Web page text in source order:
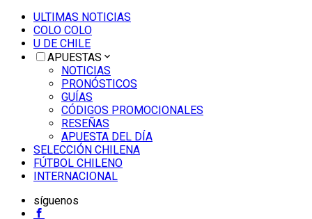
ULTIMAS NOTICIAS
COLO COLO
U DE CHILE
APUESTAS
NOTICIAS
PRONÓSTICOS
GUÍAS
CÓDIGOS PROMOCIONALES
RESEÑAS
APUESTA DEL DÍA
SELECCIÓN CHILENA
FÚTBOL CHILENO
INTERNACIONAL
síguenos